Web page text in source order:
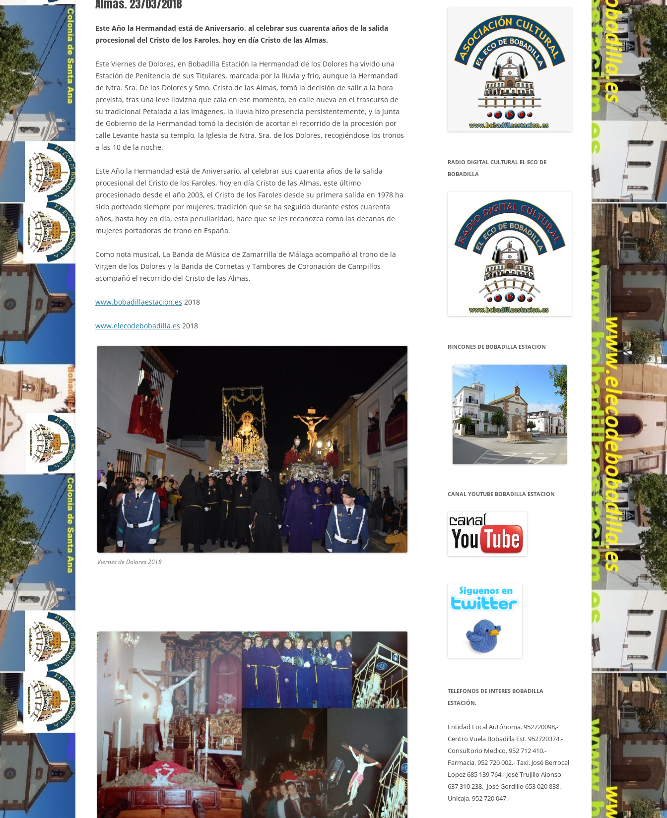
Almas. 23/03/2018
Este Año la Hermandad está de Aniversario, al celebrar sus cuarenta años de la salida
procesional del Cristo de los Faroles, hoy en día Cristo de las Almas.
Este Viernes de Dolores, en Bobadilla Estación la Hermandad de los Dolores ha vivido una
Estación de Penitencia de sus Titulares, marcada por la lluvia y frio, aunque la Hermandad
de Ntra. Sra. De los Dolores y Smo. Cristo de las Almas, tomó la decisión de salir a la hora
prevista, tras una leve llovizna que caía en ese momento, en calle nueva en el trascurso de
su tradicional Petalada a las Imágenes, la lluvia hizo presencia persistentemente, y la Junta
de Gobierno de la Hermandad tomó la decisión de acortar el recorrido de la procesión por
calle Levante hasta su templo, la Iglesia de Ntra. Sra. de los Dolores, recogiéndose los tronos
a las 10 de la noche.
Este Año la Hermandad está de Aniversario, al celebrar sus cuarenta años de la salida
procesional del Cristo de los Faroles, hoy en día Cristo de las Almas, este último
procesionado desde el año 2003, el Cristo de los Faroles desde su primera salida en 1978 ha
sido porteado siempre por mujeres, tradición que se ha seguido durante estos cuarenta
años, hasta hoy en día, esta peculiaridad, hace que se les reconozca como las decanas de
mujeres portadoras de trono en España.
Como nota musical, La Banda de Música de Zamarrilla de Málaga acompañó al trono de la
Virgen de los Dolores y la Banda de Cornetas y Tambores de Coronación de Campillos
acompañó el recorrido del Cristo de las Almas.
www.bobadillaestacion.es 2018
www.elecodebobadilla.es 2018
Viernes de Dolores 2018
RADIO DIGITAL CULTURAL EL ECO DE
BOBADILLA
RINCONES DE BOBADILLA ESTACION
CANAL YOUTUBE BOBADILLA ESTACION
TELEFONOS DE INTERES BOBADILLA
ESTACIÓN.
Entidad Local Autónoma. 952720098,-
Centro Vuela Bobadilla Est. 952720374.-
Consultorio Medico. 952 712 410.-
Farmacia. 952 720 002.- Taxi. José Berrocal
Lopez 685 139 764.- José Trujillo Alonso
637 310 238.- José Gordillo 653 020 838.-
Unicaja. 952 720 047.-